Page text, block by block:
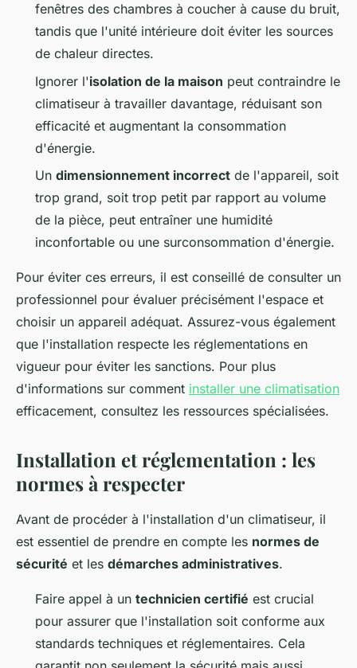
fenêtres des chambres à coucher à cause du bruit,
tandis que l'unité intérieure doit éviter les sources
de chaleur directes.
Ignorer l'isolation de la maison peut contraindre le
climatiseur à travailler davantage, réduisant son
efficacité et augmentant la consommation
d'énergie.
Un dimensionnement incorrect de l'appareil, soit
trop grand, soit trop petit par rapport au volume
de la pièce, peut entraîner une humidité
inconfortable ou une surconsommation d'énergie.
Pour éviter ces erreurs, il est conseillé de consulter un
professionnel pour évaluer précisément l'espace et
choisir un appareil adéquat. Assurez-vous également
que l'installation respecte les réglementations en
vigueur pour éviter les sanctions. Pour plus
d'informations sur comment installer une climatisation
efficacement, consultez les ressources spécialisées.
Installation et réglementation : les
normes à respecter
Avant de procéder à l'installation d'un climatiseur, il
est essentiel de prendre en compte les normes de
sécurité et les démarches administratives.
Faire appel à un technicien certifié est crucial
pour assurer que l'installation soit conforme aux
standards techniques et réglementaires. Cela